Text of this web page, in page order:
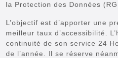
la Protection des Données
L’objectif est d’apporter une
meilleur taux d’accessibilité.
continuité de son service 24
de l’année. Il se réserve